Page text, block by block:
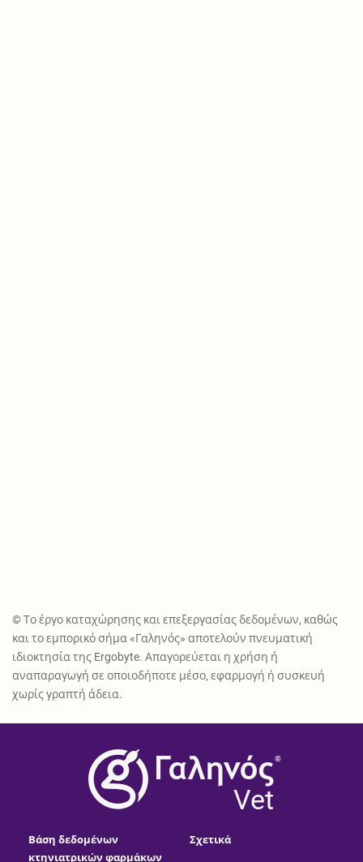
© Το έργο καταχώρησης και επεξεργασίας δεδομένων, καθώς
και το εμπορικό σήμα «Γαληνός» αποτελούν πνευματική
ιδιοκτησία της Ergobyte. Απαγορεύεται η χρήση ή
αναπαραγωγή σε οποιοδήποτε μέσο, εφαρμογή ή συσκευή
χωρίς γραπτή άδεια.
®
Vet
Βάση δεδομένων
κτηνιατρικών φαρμάκων
Σχετικά